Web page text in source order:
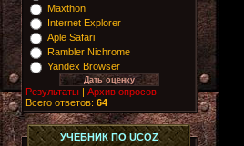
Maxthon
Internet Explorer
Aple Safari
Rambler Nichrome
Yandex Browser
Результаты
Архив опросов
Всего ответов: 64
УЧЕБНИК ПО UCOZ